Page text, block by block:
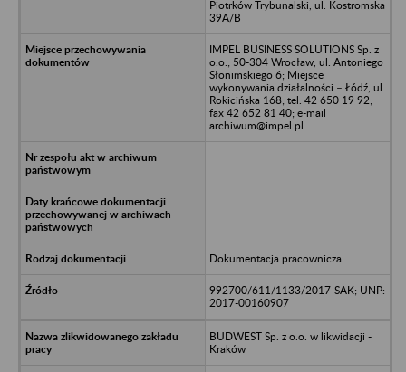
Piotrków Trybunalski, ul. Kostromska
39A/B
IMPEL BUSINESS SOLUTIONS Sp. z
o.o.; 50-304 Wrocław, ul. Antoniego
Słonimskiego 6; Miejsce
wykonywania działalności – Łódź, ul.
Rokicińska 168; tel. 42 650 19 92;
fax 42 652 81 40; e-mail
archiwum@impel.pl
Dokumentacja pracownicza
992700/611/1133/2017-SAK; UNP:
2017-00160907
BUDWEST Sp. z o.o. w likwidacji -
Kraków